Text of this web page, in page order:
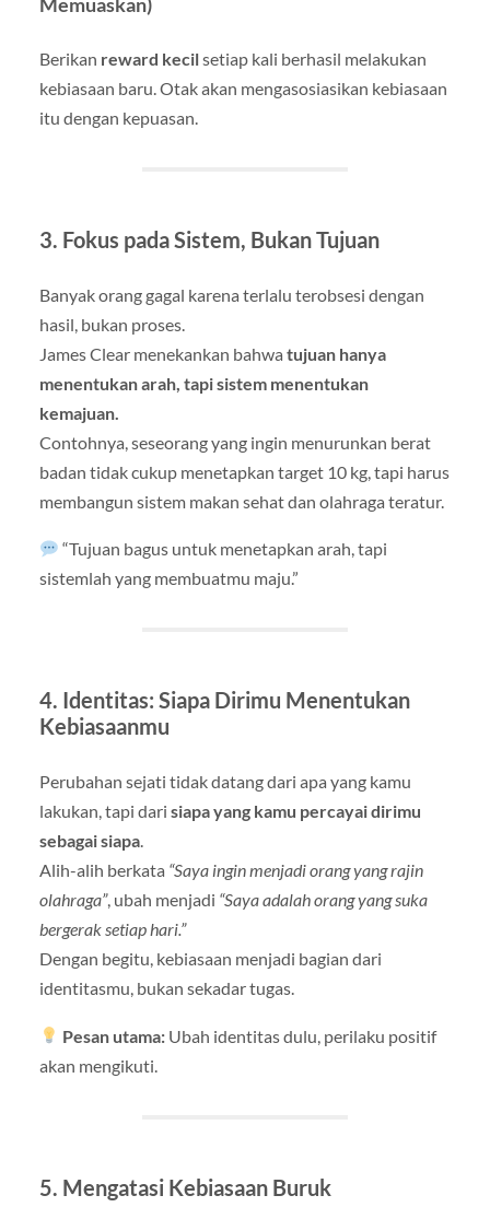
Memuaskan)
Berikan reward kecilsetiap kali berhasil melakukan
kebiasaan baru. Otak akan mengasosiasikan kebiasaan
itu dengan kepuasan.
3. Fokus pada Sistem, Bukan Tujuan
Banyak orang gagal karena terlalu terobsesi dengan
hasil, bukan proses.
James Clear menekankan bahwa tujuan hanya
menentukan arah, tapi sistem menentukan
kemajuan.
Contohnya, seseorang yang ingin menurunkan berat
badan tidak cukup menetapkan target 10 kg, tapi harus
membangun sistem makan sehat dan olahraga teratur.
“Tujuan bagus untuk menetapkan arah, tapi
sistemlah yang membuatmu maju.”
4. Identitas: Siapa Dirimu Menentukan
Kebiasaanmu
Perubahan sejati tidak datang dari apa yang kamu
lakukan, tapi dari siapa yang kamu percayai dirimu
sebagai siapa.
Alih-alih berkata “Saya ingin menjadi orang yang rajin
olahraga”, ubah menjadi “Saya adalah orang yang suka
bergerak setiap hari.”
Dengan begitu, kebiasaan menjadi bagian dari
identitasmu, bukan sekadar tugas.
Pesan utama: Ubah identitas dulu, perilaku positif
akan mengikuti.
5. Mengatasi Kebiasaan Buruk